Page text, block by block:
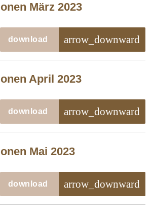
März 2023
download
arrow_downward
April 2023
download
arrow_downward
Mai 2023
download
arrow_downward